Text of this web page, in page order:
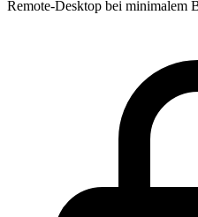
Remote-Desktop bei minimalem